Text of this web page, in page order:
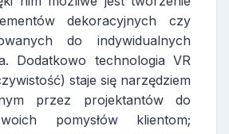
dekoracyjnych czy
do indywidualnych
Dodatkowo technologia VR
staje się narzędziem
przez projektantów do
pomysłów klientom;